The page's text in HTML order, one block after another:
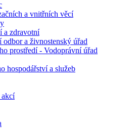
a vnitřních věcí
a zdravotní
a živnostenský úřad
prostředí - Vodoprávní úřad
hospodářství a služeb
akcí